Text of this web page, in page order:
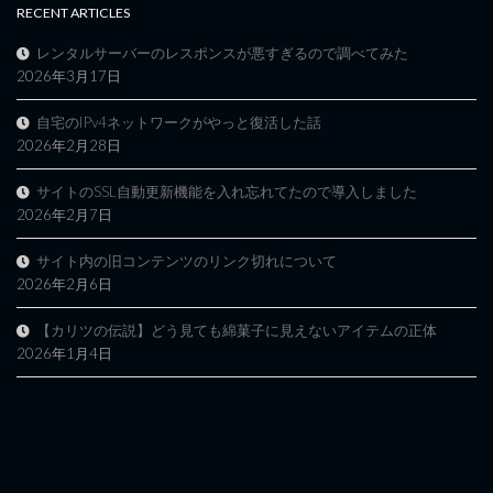
RECENT ARTICLES
レンタルサーバーのレスポンスが悪すぎるので調べてみた
2026年3月17日
自宅のIPv4ネットワークがやっと復活した話
2026年2月28日
サイトのSSL自動更新機能を入れ忘れてたので導入しました
2026年2月7日
サイト内の旧コンテンツのリンク切れについて
2026年2月6日
【カリツの伝説】どう見ても綿菓子に見えないアイテムの正体
2026年1月4日